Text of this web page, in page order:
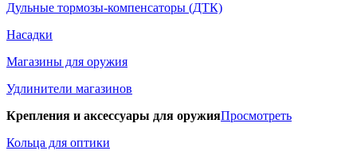
Дульные тормозы-компенсаторы (ДТК)
Насадки
Магазины для оружия
Удлинители магазинов
Крепления и аксессуары для оружияПросмотреть
Кольца для оптики